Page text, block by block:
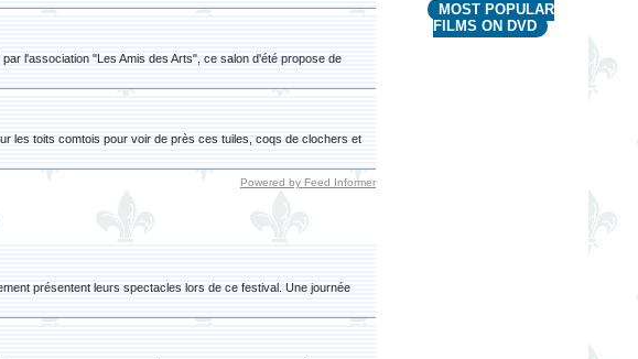
MOST POPULAR
FILMS ON DVD
l'association "Les Amis des Arts", ce salon d'été propose de
les toits comtois pour voir de près ces tuiles, coqs de clochers et
Powered by Feed Informer
présentent leurs spectacles lors de ce festival. Une journée